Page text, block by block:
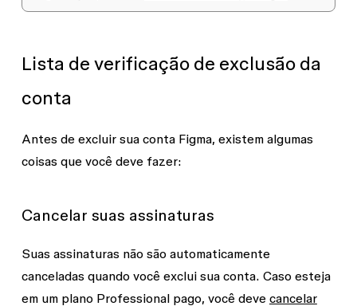
Lista de verificação de exclusão da
conta
Antes de excluir sua conta Figma, existem algumas
coisas que você deve fazer:
Cancelar suas assinaturas
Suas assinaturas não são automaticamente
canceladas quando você exclui sua conta. Caso esteja
em um plano Professional pago, você deve cancelar